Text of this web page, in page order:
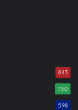
843
750
598